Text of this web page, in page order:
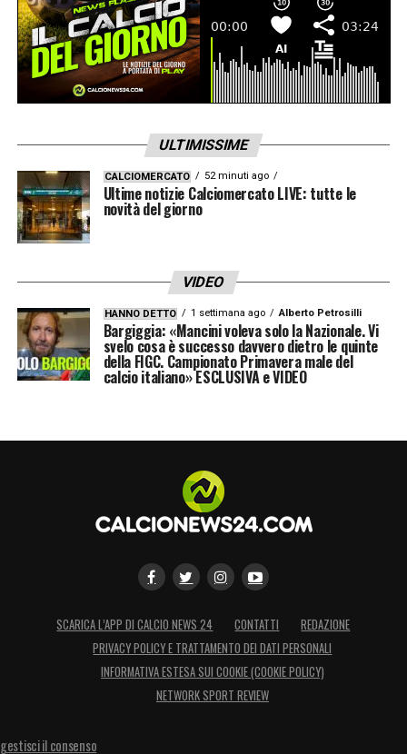
ULTIMISSIME
CALCIOMERCATO 52 minuti ago
Ultime notizie Calciomercato LIVE: tutte le
novità del giorno
VIDEO
HANNO DETTO 1 settimana ago Alberto Petrosilli
Bargiggia: «Mancini voleva solo la Nazionale. Vi
svelo cosa è successo davvero dietro le quinte
della FIGC. Campionato Primavera male del
calcio italiano» ESCLUSIVA e VIDEO
SCARICA L’APP DI CALCIO NEWS 24 CONTATTI
REDAZIONE
PRIVACY POLICY E TRATTAMENTO DEI DATI PERSONALI
INFORMATIVA ESTESA SUI COOKIE (COOKIE POLICY)
NETWORK SPORT REVIEW
gestisci il consenso